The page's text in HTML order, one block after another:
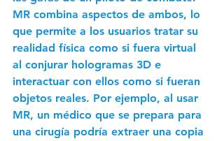
MR combina aspectos de ambos, lo
que permite a los usuarios tratar su
realidad física como si fuera virtual
al conjurar hologramas 3D e
interactuar con ellos como si fueran
objetos reales. Por ejemplo, al usar
MR, un médico que se prepara para
una cirugía podría extraer una copia